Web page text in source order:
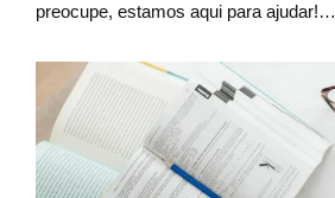
preocupe, estamos aqui para ajudar!…